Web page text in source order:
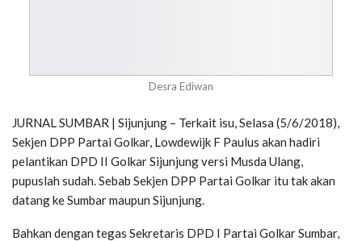
Desra Ediwan
JURNAL SUMBAR | Sijunjung – Terkait isu, Selasa (5/6/2018),
Sekjen DPP Partai Golkar, Lowdewijk F Paulus akan hadiri
pelantikan DPD II Golkar Sijunjung versi Musda Ulang,
pupuslah sudah. Sebab Sekjen DPP Partai Golkar itu tak akan
datang ke Sumbar maupun Sijunjung.
Bahkan dengan tegas Sekretaris DPD I Partai Golkar Sumbar,